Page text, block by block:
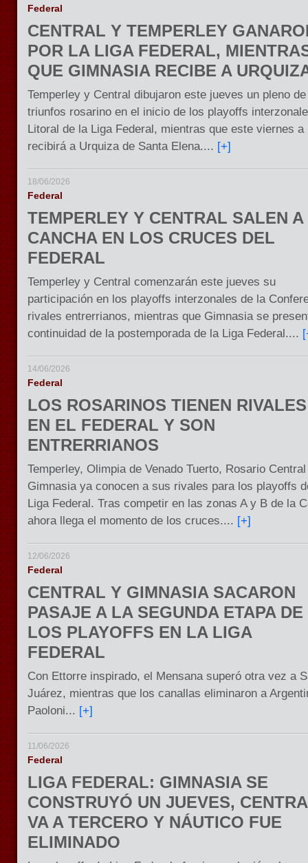
Federal
CENTRAL Y TEMPERLEY
POR LA LIGA FEDERAL,
QUE GIMNASIA RECIBE A
Temperley y Central dibujaron este jueves un pleno de
triunfos rosarino en el inicio de los playoffs
Litoral de la Liga Federal, mientras que este viernes
recibirá a Urquiza de Santa Elena.... [+]
18/06/2026
Federal
TEMPERLEY Y CENTRAL SALEN A
CANCHA EN LOS CRUCES DEL
FEDERAL
Temperley y Central comenzarán este jueves su
participación en los playoffs interzonales de la
rivales entrerrianos, mientras que Gimnasia se
continuidad de la postemporada de la Liga Federal....
14/06/2026
Federal
LOS ROSARINOS TIENEN RIVALES
EN EL FEDERAL Y SON
ENTRERRIANOS
Temperley, Olimpia de Venado Tuerto, Rosario
Gimnasia ya conocen a sus rivales para los playoffs
Liga Federal. Tras competir en las zonas A y B de la
ahora llega el momento de los cruces.... [+]
12/06/2026
Federal
CENTRAL Y GIMNASIA SACARON
PASAJE A LA SEGUNDA ETAPA DE
LOS PLAYOFFS EN LA LIGA
FEDERAL
Con Ettorre inspirado, el Mensana superó otra vez a
Juárez, mientras que los canallas eliminaron a
Paoloni... [+]
11/06/2026
Federal
LIGA FEDERAL: GIMNASIA SE
CONSTRUYÓ UN JUEVES,
VA A TERCERO Y NÁUTICO FUE
ELIMINADO